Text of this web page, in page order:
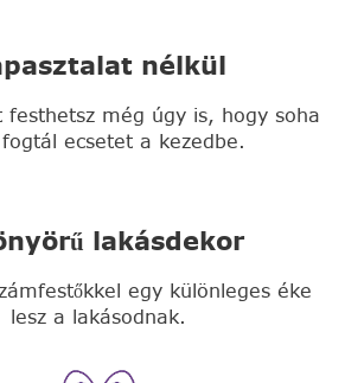
nélkül
festhetsz még úgy is, hogy soha
ecsetet a kezedbe.
lakásdekor
egy különleges éke
lesz a lakásodnak.